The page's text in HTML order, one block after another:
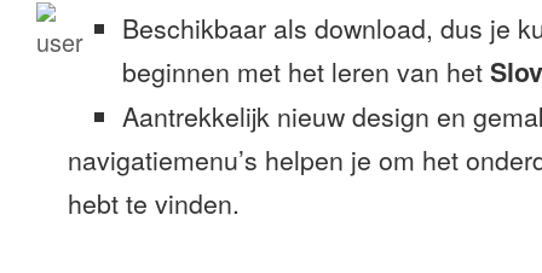
Beschikbaar als download, dus je
beginnen met het leren van het
Aantrekkelijk nieuw design en
navigatiemenu’s helpen je om het
hebt te vinden.